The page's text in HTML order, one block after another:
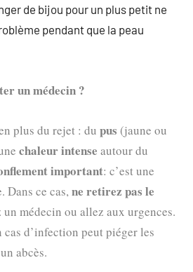
de bijou pour un plus petit ne
pendant que la peau
un médecin ?
plus du rejet : du pus (jaune ou
chaleur intense autour du
important: c’est une
Dans ce cas,ne retirez pas le
médecin ou allez aux urgences.
d’infection peut piéger les
abcès.